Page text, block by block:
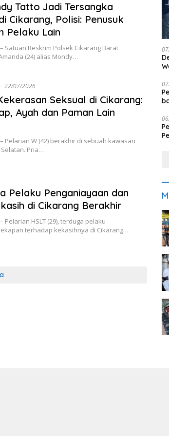
Tatto Jadi Tersangka
Cikarang, Polisi: Penusuk
Pelaku Lain
– Satuan Reskrim Polsek Cikarang Barat
(24) alias Mondy…
22/07/2026
Seksual di Cikarang:
Ayah dan Paman Lain
– Pelarian W (42) berakhir di sebuah kawasan
Pria…
Pelaku Penganiayaan dan
di Cikarang Berakhir
– Pelarian HSLT (29), terduga pelaku
terhadap kekasihnya di Cikarang…